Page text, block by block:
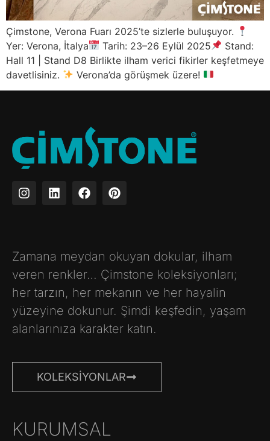
Çimstone, Verona Fuarı 2025’te sizlerle buluşuyor.
Yer: Verona, İtalya
Tarih: 23–26 Eylül 2025
Stand:
Hall 11 | Stand D8 Birlikte ilham verici fikirler keşfetmeye
davetlisiniz.
Verona’da görüşmek üzere!
Zamana meydan okuyan dokular, ilham
veren renkler… Çimstone koleksiyonları;
her tarzın, her mekanın ve her hayalin
yüzeyine dokunur. Şimdi keşfedin, yaşam
alanlarınıza karakter katın.
KOLEKSIYONLAR
KURUMSAL